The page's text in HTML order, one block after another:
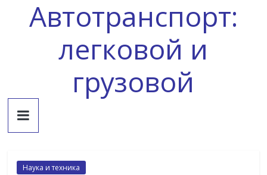
Автотранспорт:
легковой и
грузовой
Наука и техника